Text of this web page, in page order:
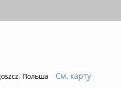
Польша См. карту